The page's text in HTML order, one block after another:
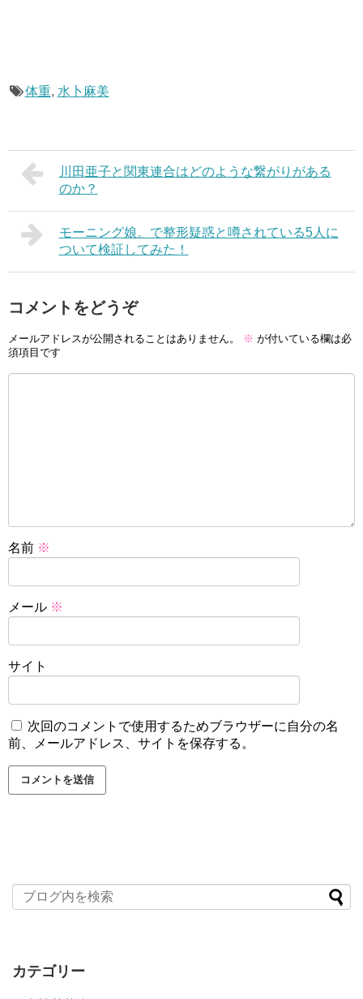
体重, 水卜麻美
川田亜子と関東連合はどのような繋がりがある
のか？
モーニング娘。で整形疑惑と噂されている5人に
ついて検証してみた！
コメントをどうぞ
メールアドレスが公開されることはありません。 ※ が付いている欄は必
須項目です
名前 ※
メール ※
サイト
次回のコメントで使用するためブラウザーに自分の名
前、メールアドレス、サイトを保存する。
カテゴリー